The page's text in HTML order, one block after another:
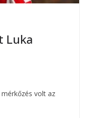
Luka
volt az